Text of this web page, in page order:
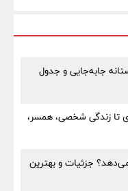
جابه‌جایی و جدول
تا زندگی شخصی، همسر،
چه زمانی رخ می‌دهد؟ جزئیات و بهترین